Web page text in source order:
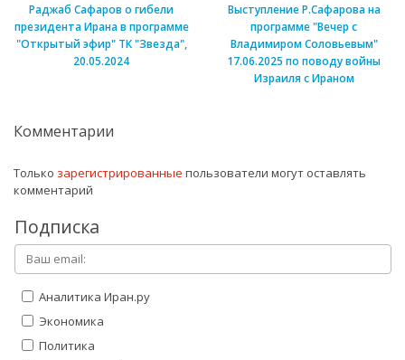
Раджаб Сафаров о гибели
президента Ирана в программе
"Открытый эфир" ТК "Звезда",
20.05.2024
Выступление Р.Сафарова на
программе "Вечер с
Владимиром Соловьевым"
17.06.2025 по поводу войны
Израиля с Ираном
Комментарии
Только зарегистрированные пользователи могут оставлять
комментарий
Подписка
Аналитика Иран.ру
Экономика
Политика